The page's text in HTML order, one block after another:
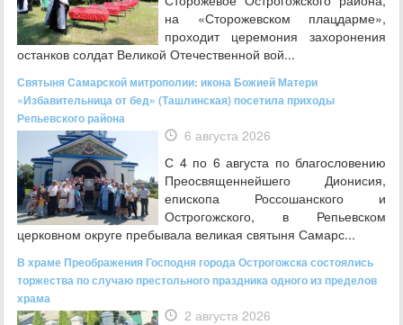
на «Сторожевском плацдарме»,
проходит церемония захоронения
останков солдат Великой Отечественной вой...
Святыня Самарской митрополии: икона Божией Матери
«Избавительница от бед» (Ташлинская) посетила приходы
Репьевского района
6 августа 2026
С 4 по 6 августа по благословению
Преосвященнейшего Дионисия,
епископа Россошанского и
Острогожского, в Репьевском
церковном округе пребывала великая святыня Самарс...
В храме Преображения Господня города Острогожска состоялись
торжества по случаю престольного праздника одного из пределов
храма
2 августа 2026